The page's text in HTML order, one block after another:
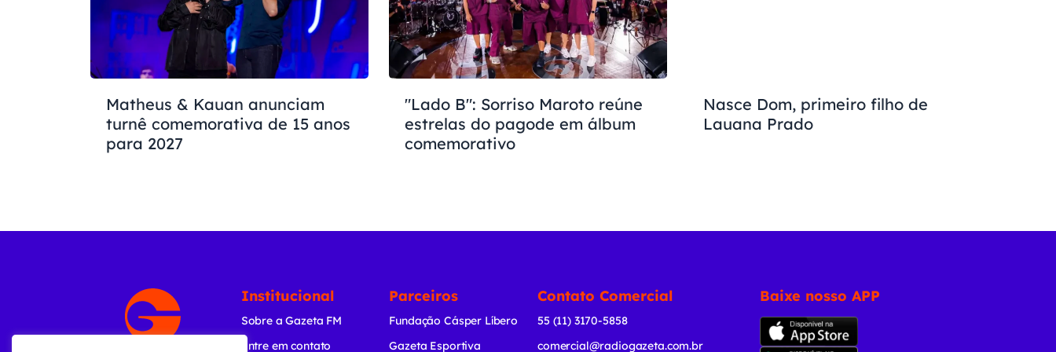
Matheus & Kauan anunciam
turnê comemorativa de 15 anos
para 2027
"Lado B": Sorriso Maroto reúne
estrelas do pagode em álbum
comemorativo
Nasce Dom, primeiro filho de
Lauana Prado
Institucional
Sobre a Gazeta FM
Entre em contato
Parceiros
Fundação Cásper Líbero
Gazeta Esportiva
Contato Comercial
55 (11) 3170-5858
comercial@radiogazeta.com.br
Baixe nosso APP